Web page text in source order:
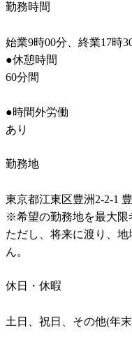
勤務時間
始業9時00分、終業17時
●休憩時間
60分間
●時間外労働
勤務地
東京都江東区豊洲2-2-1
※希望の勤務地を最大限
ただし、将来に渡り、
ん。
休日・休暇
土日、祝日、その他(年